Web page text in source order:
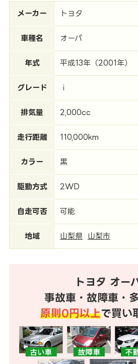
メーカー トヨタ
車種名 オーパ
年式 平成13年（2001年）
グレード ｉ
排気量 2,000cc
走行距離 110,000km
カラー 黒
駆動方式 2WD
自走可否 可能
地域 山梨県 山梨市
トヨタ オー
事故車・故障車・
原則0円以上で買い